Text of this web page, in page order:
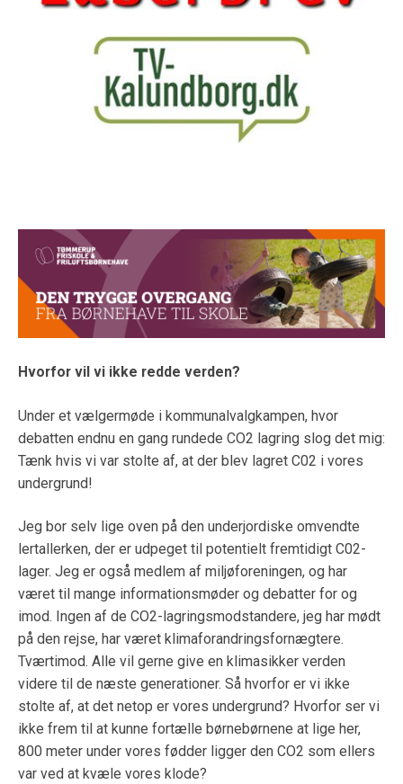
Hvorfor vil vi ikke redde verden?
Under et vælgermøde i kommunalvalgkampen, hvor
debatten endnu en gang rundede CO2 lagring slog det mig:
Tænk hvis vi var stolte af, at der blev lagret C02 i vores
undergrund!
Jeg bor selv lige oven på den underjordiske omvendte
lertallerken, der er udpeget til potentielt fremtidigt C02-
lager. Jeg er også medlem af miljøforeningen, og har
været til mange informationsmøder og debatter for og
imod. Ingen af de CO2-lagringsmodstandere, jeg har mødt
på den rejse, har været klimaforandringsfornægtere.
Tværtimod. Alle vil gerne give en klimasikker verden
videre til de næste generationer. Så hvorfor er vi ikke
stolte af, at det netop er vores undergrund? Hvorfor ser vi
ikke frem til at kunne fortælle børnebørnene at lige her,
800 meter under vores fødder ligger den CO2 som ellers
var ved at kvæle vores klode?